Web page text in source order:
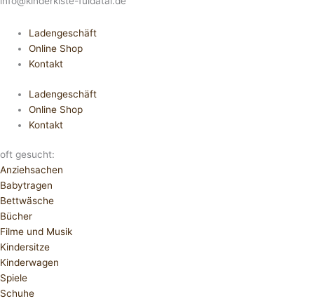
Ladengeschäft
Online Shop
Kontakt
Ladengeschäft
Online Shop
Kontakt
oft gesucht:
Anziehsachen
Babytragen
Bettwäsche
Bücher
Filme und Musik
Kindersitze
Kinderwagen
Spiele
Schuhe